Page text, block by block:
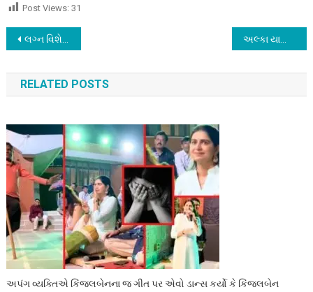
Post Views: 31
Post
navigation
લગ્ન વિશે ચૂપ પણ , બેચલર પાર્ટીના ફોટા કર્યા સોશ્યલ મીડિયા પર શેયર
RELATED POSTS
અપંગ વ્યક્તિએ કિંજલબેનના જ ગીત પર એવો ડાન્સ કર્યો કે કિંજલબેન